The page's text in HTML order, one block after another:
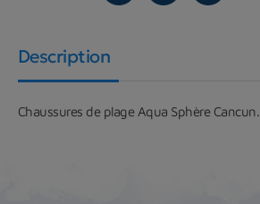
Description
Chaussures de plage Aqua Sphère Cancun.